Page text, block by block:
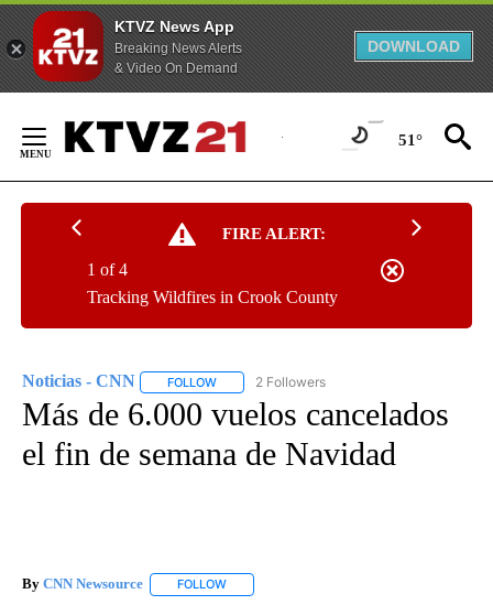
KTVZ News App
Breaking News Alerts
& Video On Demand
DOWNLOAD
Content
51°
FIRE ALERT:
Tracking Wildfires in Crook County
1 of 4
Noticias - CNN FOLLOW FOLLOW "NOTICIAS - CNN" TO RECEIVE
2 Followers
Más de 6.000 vuelos cancelados
el fin de semana de Navidad
By CNN Newsource FOLLOW